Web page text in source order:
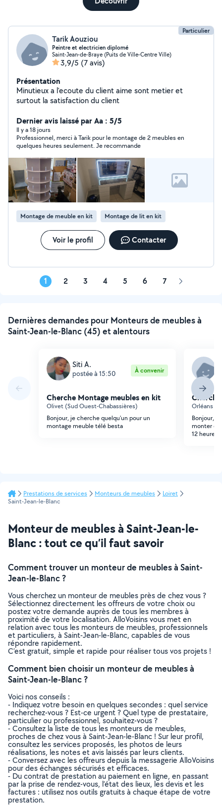
Particulier
Tarik Aouziou
Peintre et electricien diplomé
Saint-Jean-de-Braye (Puits de Ville-Centre Ville)
3,9/5 (7 avis)
Présentation
Minutieux a l'ecoute du client aime sont metier et
surtout la satisfaction du client
Dernier avis laissé par Aa : 5/5
Il y a 18 jours
Professionnel, merci à Tarik pour le montage de 2 meubles en
quelques heures seulement. Je recommande
Montage de meuble en kit Montage de lit en kit
Voir le profil Contacter
1 2 3 4 5 6 7 Page
Dernières demandes pour Monteurs de meubles à
Saint-Jean-le-Blanc (45) et alentours
Siti A.
postée à 15:50 À convenir
Cherche Montage meubles en kit
Olivet (Sud Ouest-Chabassières)
Bonjour, je cherche quelqu'un pour un
montage meuble télé besta
Orléans
Bonjour,
monter
12 heures
Prestations de services Monteurs de meubles
Loiret
Saint-Jean-le-Blanc
Monteur de meubles à Saint-Jean-le-
Blanc : tout ce qu’il faut savoir
Comment trouver un monteur de meubles à Saint-
Jean-le-Blanc ?
Vous cherchez un monteur de meubles près de chez vous ?
Sélectionnez directement les offreurs de votre choix ou
postez votre demande auprès de tous les membres à
proximité de votre localisation. AlloVoisins vous met en
relation avec tous les monteurs de meubles, professionnels
et particuliers, à Saint-Jean-le-Blanc, capables de vous
répondre rapidement.
C’est gratuit, simple et rapide pour réaliser tous vos projets !
Comment bien choisir un monteur de meubles à
Saint-Jean-le-Blanc ?
Voici nos conseils :
- Indiquez votre besoin en quelques secondes : quel service
recherchez-vous ? Est-ce urgent ? Quel type de prestataire,
particulier ou professionnel, souhaitez-vous ?
- Consultez la liste de tous les monteurs de meubles,
proches de chez vous à Saint-Jean-le-Blanc ! Sur leur profil,
consultez les services proposés, les photos de leurs
réalisations, les notes et avis laissés par leurs clients.
- Conversez avec les offreurs depuis la messagerie AlloVoisins
pour des échanges sécurisés et efficaces.
- Du contrat de prestation au paiement en ligne, en passant
par la prise de rendez-vous, l’état des lieux, les devis et les
factures : utilisez nos outils gratuits à chaque étape de votre
prestation.